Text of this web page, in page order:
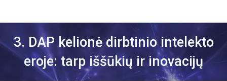
3. DAP kelionė dirbtinio intelekto
eroje: tarp iššūkių ir inovacijų